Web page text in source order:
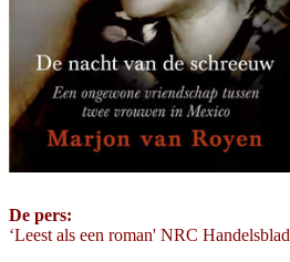
De pers:
‘Leest als een roman' NRC Handelsblad